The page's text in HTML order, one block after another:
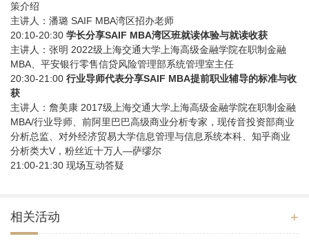
策介绍
主讲人：潘璐 SAIF MBA湾区招办老师
20:10-20:30 学长分享SAIF MBA湾区班就读体验与就读收获
主讲人：张明 2022级上海交通大学上海高级金融学院在职制金融
MBA、平安银行零售信贷风险管理部系统管理室主任
20:30-21:00 行业导师代表分享SAIF MBA提前职业辅导的标准与收
获
主讲人：詹美康 2017级上海交通大学上海高级金融学院在职制金融
MBA/行业导师、前阿里巴巴高级商业分析专家，现传音投资部商业
分析总监、对外经济贸易大学信息管理与信息系统本科、知乎商业
分析类大V，粉丝近十万人—萨缪尔
21:00-21:30 现场互动答疑
相关活动 +